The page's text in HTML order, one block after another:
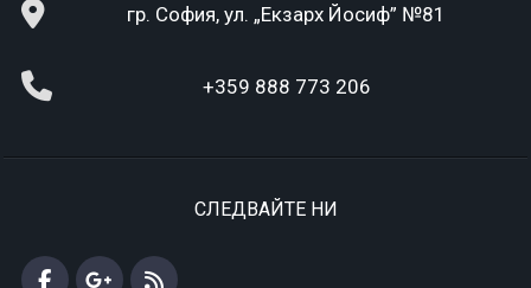
гр. София, ул. „Екзарх Йосиф” №81
+359 888 773 206
СЛЕДВАЙТЕ НИ